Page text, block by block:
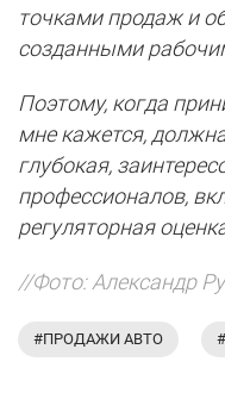
точками продаж и
созданными
Поэтому, когда
мне кажется,
глубокая,
профессионалов,
регуляторная
//Фото: Александр
#ПРОДАЖИ АВТО